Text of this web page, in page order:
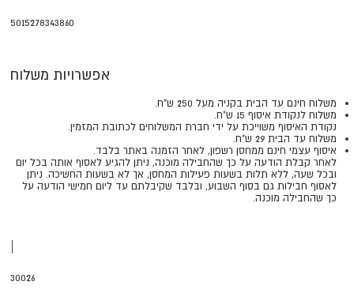
5015278343860
אפשרויות משלוח
משלוח חינם עד הבית בקניה מעל 250 ש"ח.
משלוח לנקודת איסוף 15 ש"ח.
נקודת האיסוף משוייכת על ידי חברת המשלוחים לכתובת המזמין.
משלוח עד הבית 29 ש"ח.
איסוף עצמי חינם ממחסן רשפון, לאחר הזמנה באתר בלבד.
​​​​​​​לאחר קבלת הודעה על כך שהחבילה מוכנה, ניתן להגיע לאסוף אותה בכל יום
ובכל שעה, ללא תלות בשעות פעילות המחסן, אך לא בשעות החשיכה. ניתן
לאסוף חבילות גם בסוף השבוע, ובלבד שקיבלתם עד ליום חמישי הודעה על
כך שהחבילה מוכנה.
|
30026